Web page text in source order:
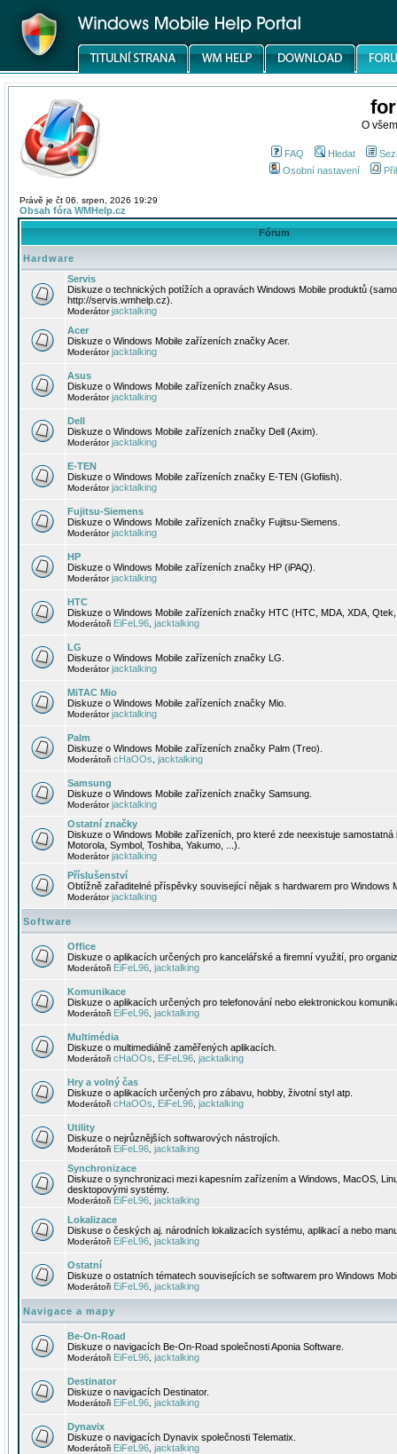
O
FAQ Hledat
Osobní nastavení
Právě je čt 06. srpen, 2026 19:29
Obsah fóra WMHelp.cz
Fórum
Hardware
Servis
Diskuze o technických potížích a opravách Windows Mobile produktů
http://servis.wmhelp.cz).
Moderátorjacktalking
Acer
Diskuze o Windows Mobile zařízeních značky Acer.
Moderátorjacktalking
Asus
Diskuze o Windows Mobile zařízeních značky Asus.
Moderátorjacktalking
Dell
Diskuze o Windows Mobile zařízeních značky Dell (Axim).
Moderátorjacktalking
E-TEN
Diskuze o Windows Mobile zařízeních značky E-TEN (Glofiish).
Moderátorjacktalking
Fujitsu-Siemens
Diskuze o Windows Mobile zařízeních značky Fujitsu-Siemens.
Moderátorjacktalking
HP
Diskuze o Windows Mobile zařízeních značky HP (iPAQ).
Moderátorjacktalking
HTC
Diskuze o Windows Mobile zařízeních značky HTC (HTC, MDA, XDA,
Moderátoři EiFeL96 jacktalking
LG
Diskuze o Windows Mobile zařízeních značky LG.
Moderátorjacktalking
MiTAC Mio
Diskuze o Windows Mobile zařízeních značky Mio.
Moderátorjacktalking
Palm
Diskuze o Windows Mobile zařízeních značky Palm (Treo).
Moderátoři cHaOOs jacktalking
Samsung
Diskuze o Windows Mobile zařízeních značky Samsung.
Moderátorjacktalking
Ostatní značky
Diskuze o Windows Mobile zařízeních, pro které zde neexistuje
Motorola, Symbol, Toshiba, Yakumo, ...).
Moderátorjacktalking
Příslušenství
Obtížně zařaditelné příspěvky související nějak s hardwarem pro Windows
Moderátorjacktalking
Software
Office
Diskuze o aplikacích určených pro kancelářské a firemní využití, pro
Moderátoři EiFeL96 jacktalking
Komunikace
Diskuze o aplikacích určených pro telefonování nebo elektronickou
Moderátoři EiFeL96 jacktalking
Multimédia
Diskuze o multimediálně zaměřených aplikacích.
Moderátoři cHaOOs EiFeL96 jacktalking
Hry a volný čas
Diskuze o aplikacích určených pro zábavu, hobby, životní styl atp.
Moderátoři cHaOOs EiFeL96 jacktalking
Utility
Diskuze o nejrůznějších softwarových nástrojích.
Moderátoři EiFeL96 jacktalking
Synchronizace
Diskuze o synchronizaci mezi kapesním zařízením a Windows, MacOS,
desktopovými systémy.
Moderátoři EiFeL96 jacktalking
Lokalizace
Diskuse o českých aj. národních lokalizacích systému, aplikací a nebo
Moderátoři EiFeL96 jacktalking
Ostatní
Diskuze o ostatních tématech souvisejících se softwarem pro Windows
Moderátoři EiFeL96 jacktalking
Navigace a mapy
Be-On-Road
Diskuze o navigacích Be-On-Road společnosti Aponia Software.
Moderátoři EiFeL96 jacktalking
Destinator
Diskuze o navigacích Destinator.
Moderátoři EiFeL96 jacktalking
Dynavix
Diskuze o navigacích Dynavix společnosti Telematix.
Moderátoři EiFeL96 jacktalking